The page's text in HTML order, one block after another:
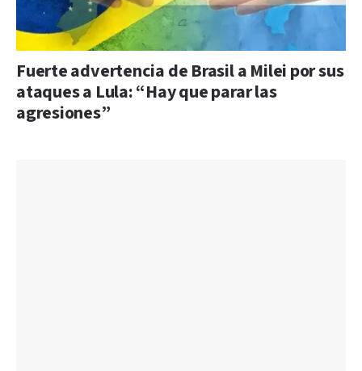
Fuerte advertencia de Brasil a Milei por sus
ataques a Lula: “Hay que parar las
agresiones”